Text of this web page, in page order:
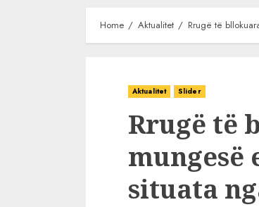
Home Aktualitet Rrugë të
Aktualitet Slider
Rrugë të
mungesë
situata